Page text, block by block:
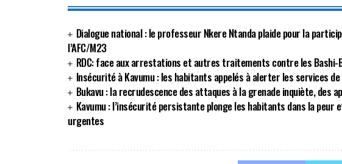
Dialogue national : le professeur Nkere Ntanda plaide pour la
l’AFC/M23
RDC: face aux arrestations et autres traitements contre les Bashi-
Insécurité à Kavumu : les habitants appelés à alerter les services
Bukavu : la recrudescence des attaques à la grenade inquiète, des
Kavumu : l’insécurité persistante plonge les habitants dans la peur
urgentes